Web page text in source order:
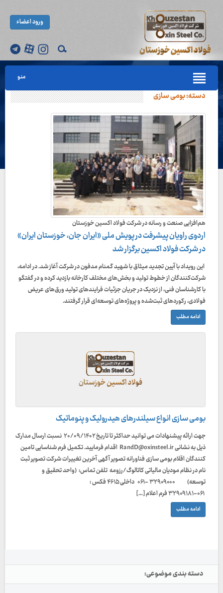
ورود اعضاء
منو
دسته:بومی سازی
هم‌افزایی صنعت و رسانه در شرکت فولاد اکسین خوزستان
اردوی راویان پیشرفت در پویش ملی «ایران جان، خوزستان ایران»
در شرکت فولاد اکسین برگزار شد
این رویداد با آیین تجدید میثاق با شهید گمنام مدفون در شرکت آغاز شد. در ادامه،
شرکت‌کنندگان از خطوط تولید و بخش‌های مختلف کارخانه بازدید کرده و در گفتگو
با کارشناسان فنی، از نزدیک در جریان جزئیات فرایندهای تولید ورق‌های عریض
فولادی، رکوردهای ثبت‌شده و پروژه‌های توسعه‌ای قرار گرفتند.
ادامه مطلب
بومی سازی انواع سیلندرهای هیدرولیک و پنوماتیک
جهت ارائه پیشنهادات می توانید حداکثر تا تاریخ ۲۰/۰۹/۱۴۰۲ نسبت ارسال مدارک
ذیل به نشانی RandD@oxinsteel.ir اقدام فرمایید. تکمیل فرم شناسایی تامین
کنندگان اقلام بومی سازی فناورانه تصویر آگهی آخرین تغییرات شرکت تصویر ثبت
نام در نظام مودیان مالیاتی کاتالوگ/رزومه تلفن تماس: (واحد تحقيق و
توسعه) ۳۲۹۰۹۰۰۰ -۰۶۱ داخلی ۴۶۱۵ فکس :
ادامه مطلب
دسته بندی موضوعی: